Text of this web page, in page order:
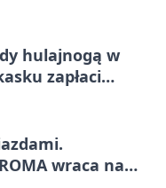
hulajnogą w
zapłaci
wraca na